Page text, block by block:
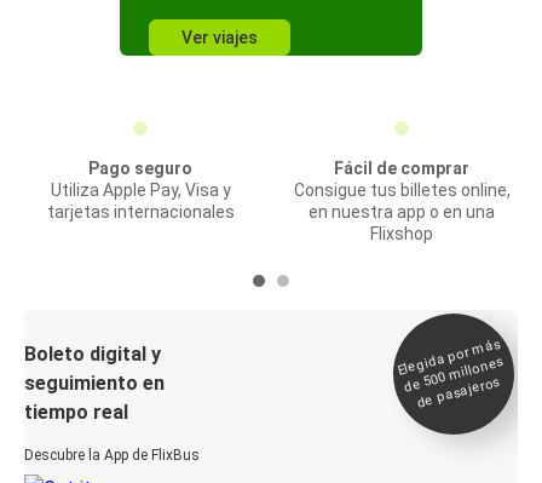
Ver viajes
Pago seguro
Utiliza Apple Pay, Visa y
tarjetas internacionales
Fácil de comprar
Consigue tus billetes online,
en nuestra app o en una
Flixshop
Boleto digital y
seguimiento en
tiempo real
Descubre la App de FlixBus
Elegida por
más
de 500
millones
de pasajeros